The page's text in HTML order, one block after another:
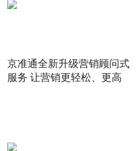
京准通全新升级营销顾问式
服务 让营销更轻松、更高